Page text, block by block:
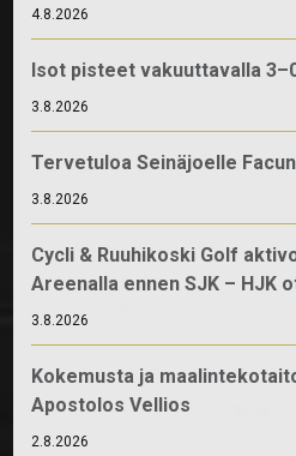
4.8.2026
Isot pisteet vakuuttavalla
3.8.2026
Tervetuloa Seinäjoelle
3.8.2026
Cycli & Ruuhikoski Golf
Areenalla ennen SJK – HJK
3.8.2026
Kokemusta ja
Apostolos Vellios
2.8.2026